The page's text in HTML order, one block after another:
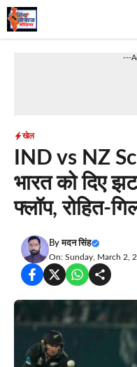
Skip
to
---
खेल
IND vs NZ
भारत को दिए
फ्लॉप, रोहित-
Byमदन सिंह
On: Sunday, March 2,